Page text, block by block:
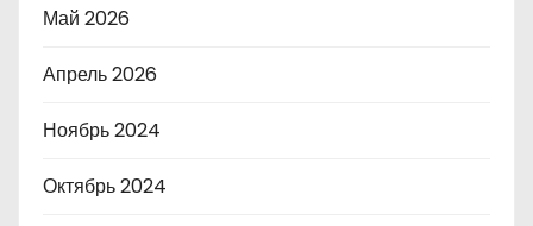
Май 2026
Апрель 2026
Ноябрь 2024
Октябрь 2024